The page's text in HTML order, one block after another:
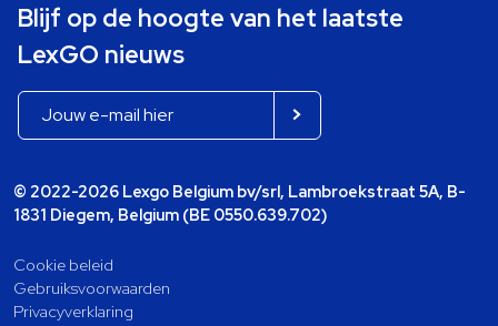
Blijf op de hoogte van het laatste
LexGO nieuws
© 2022-2026 Lexgo Belgium bv/srl, Lambroekstraat 5A, B-
1831 Diegem, Belgium (BE 0550.639.702)
Cookie beleid
Gebruiksvoorwaarden
Privacyverklaring